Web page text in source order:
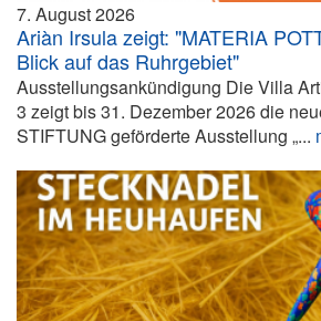
7. August 2026
Ariàn Irsula zeigt: "MATERIA
Blick auf das Ruhrgebiet"
Ausstellungsankündigung Die Villa
3 zeigt bis 31. Dezember 2026 die
STIFTUNG geförderte Ausstellung „...